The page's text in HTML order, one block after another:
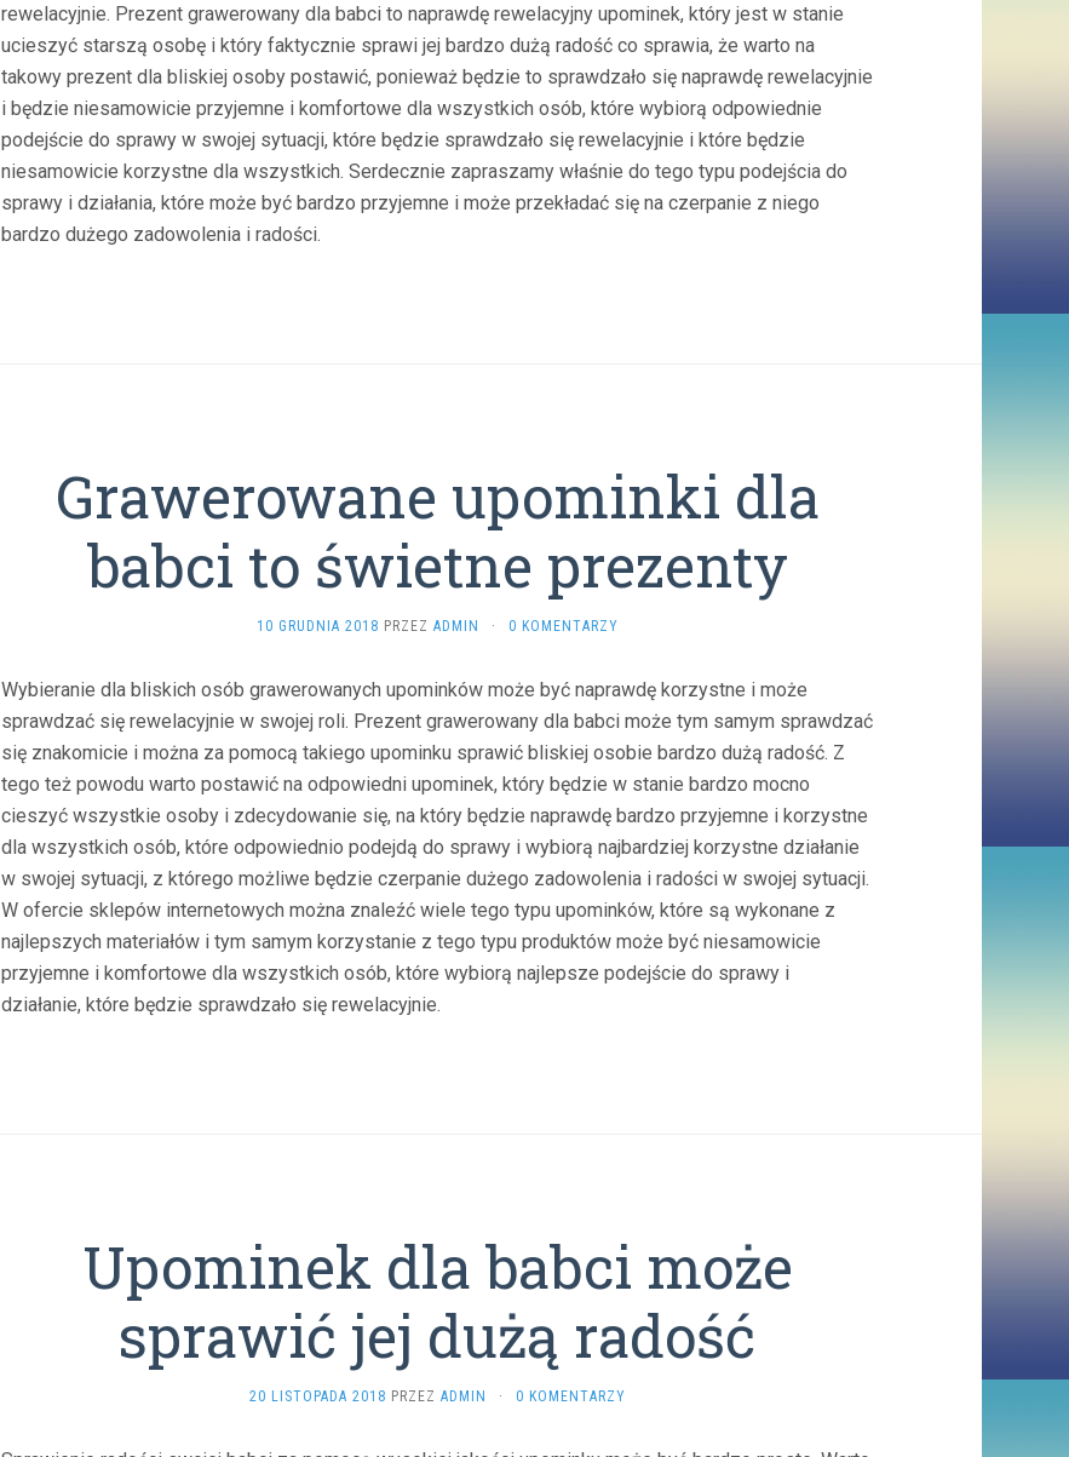
rewelacyjnie. Prezent grawerowany dla babci to naprawdę rewelacyjny upominek, który jest w stanie
ucieszyć starszą osobę i który faktycznie sprawi jej bardzo dużą radość co sprawia, że warto na
takowy prezent dla bliskiej osoby postawić, ponieważ będzie to sprawdzało się naprawdę rewelacyjnie
i będzie niesamowicie przyjemne i komfortowe dla wszystkich osób, które wybiorą odpowiednie
podejście do sprawy w swojej sytuacji, które będzie sprawdzało się rewelacyjnie i które będzie
niesamowicie korzystne dla wszystkich. Serdecznie zapraszamy właśnie do tego typu podejścia do
sprawy i działania, które może być bardzo przyjemne i może przekładać się na czerpanie z niego
bardzo dużego zadowolenia i radości.
Grawerowane upominki dla
babci to świetne prezenty
10 GRUDNIA 2018 PRZEZ ADMIN · 0 KOMENTARZY
Wybieranie dla bliskich osób grawerowanych upominków może być naprawdę korzystne i może
sprawdzać się rewelacyjnie w swojej roli. Prezent grawerowany dla babci może tym samym sprawdzać
się znakomicie i można za pomocą takiego upominku sprawić bliskiej osobie bardzo dużą radość. Z
tego też powodu warto postawić na odpowiedni upominek, który będzie w stanie bardzo mocno
cieszyć wszystkie osoby i zdecydowanie się, na który będzie naprawdę bardzo przyjemne i korzystne
dla wszystkich osób, które odpowiednio podejdą do sprawy i wybiorą najbardziej korzystne działanie
w swojej sytuacji, z którego możliwe będzie czerpanie dużego zadowolenia i radości w swojej sytuacji.
W ofercie sklepów internetowych można znaleźć wiele tego typu upominków, które są wykonane z
najlepszych materiałów i tym samym korzystanie z tego typu produktów może być niesamowicie
przyjemne i komfortowe dla wszystkich osób, które wybiorą najlepsze podejście do sprawy i
działanie, które będzie sprawdzało się rewelacyjnie.
Upominek dla babci może
sprawić jej dużą radość
20 LISTOPADA 2018 PRZEZ ADMIN · 0 KOMENTARZY